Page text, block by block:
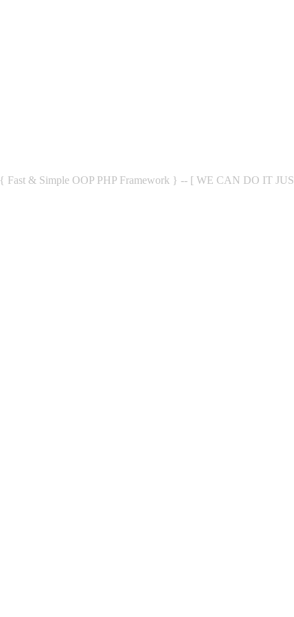
{ Fast & Simple OOP PHP Framework } -- [ WE CAN DO IT